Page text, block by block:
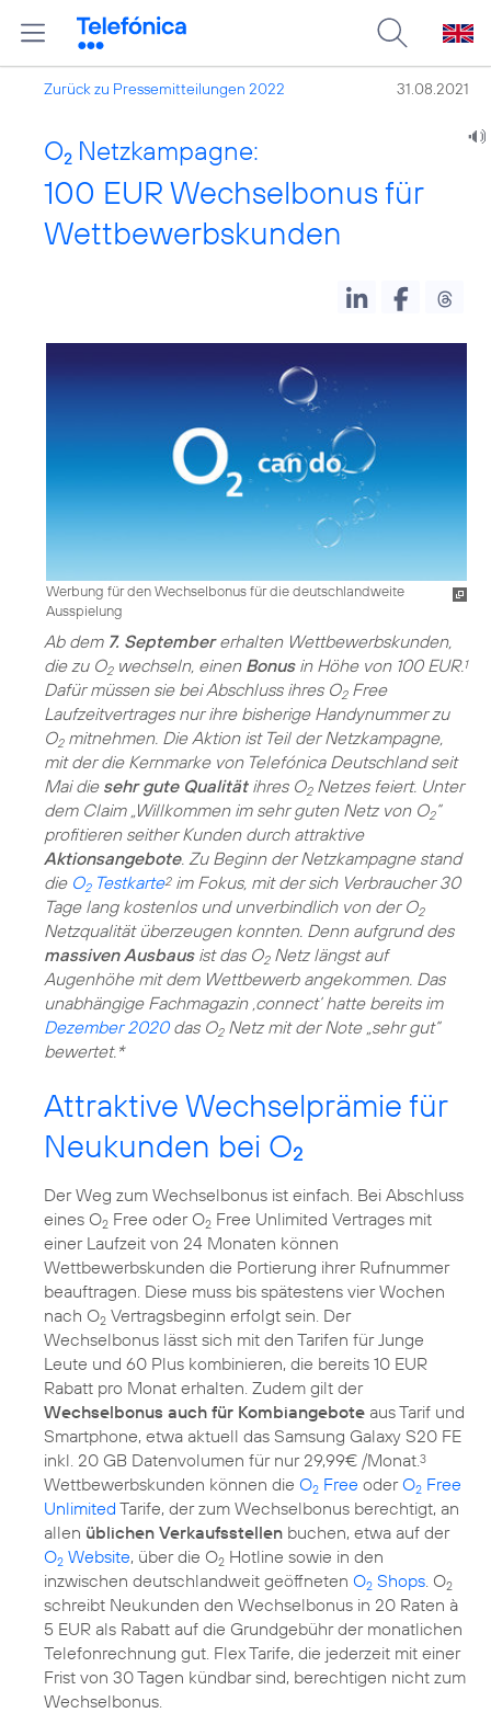
Zurück zu Pressemitteilungen 2022 31.08.2021
O2 Netzkampagne:
100 EUR Wechselbonus für
Wettbewerbskunden
Werbung für den Wechselbonus für die deutschlandweite
Ausspielung
Ab dem 7. Septembererhalten Wettbewerbskunden,
die zu O2wechseln, einen Bonusin Höhe von 100 EUR. 1
Dafür müssen sie bei Abschluss ihres O2Free
Laufzeitvertrages nur ihre bisherige Handynummer zu
O2mitnehmen. Die Aktion ist Teil der Netzkampagne,
mit der die Kernmarke von Telefónica Deutschland seit
Mai die sehr gute Qualitätihres O2Netzes feiert. Unter
dem Claim „Willkommen im sehr guten Netz von O2“
profitieren seither Kunden durch attraktive
Aktionsangebote. Zu Beginn der Netzkampagne stand
die O2Testkarte2im Fokus, mit der sich Verbraucher 30
Tage lang kostenlos und unverbindlich von der O2
Netzqualität überzeugen konnten. Denn aufgrund des
massiven Ausbausist das O2Netz längst auf
Augenhöhe mit dem Wettbewerb angekommen. Das
unabhängige Fachmagazin ‚connect‘ hatte bereits im
Dezember 2020das O2Netz mit der Note „sehr gut“
bewertet.*
Attraktive Wechselprämie für
Neukunden bei O2
Der Weg zum Wechselbonus ist einfach. Bei Abschluss
eines O2 Free oder O2 Free Unlimited Vertrages mit
einer Laufzeit von 24 Monaten können
Wettbewerbskunden die Portierung ihrer Rufnummer
beauftragen. Diese muss bis spätestens vier Wochen
nach O2 Vertragsbeginn erfolgt sein. Der
Wechselbonus lässt sich mit den Tarifen für Junge
Leute und 60 Plus kombinieren, die bereits 10 EUR
Rabatt pro Monat erhalten. Zudem gilt der
Wechselbonus auch für Kombiangebote aus Tarif und
Smartphone, etwa aktuell das Samsung Galaxy S20 FE
inkl. 20 GB Datenvolumen für nur 29,99€ /Monat. 3
Wettbewerbskunden können die O2 Free oderO2 Free
Unlimited Tarife, der zum Wechselbonus berechtigt, an
allen üblichen Verkaufsstellen buchen, etwa auf der
O2 Website, über die O2 Hotline sowie in den
inzwischen deutschlandweit geöffneten O2 Shops . O2
schreibt Neukunden den Wechselbonus in 20 Raten à
5 EUR als Rabatt auf die Grundgebühr der monatlichen
Telefonrechnung gut. Flex Tarife, die jederzeit mit einer
Frist von 30 Tagen kündbar sind, berechtigen nicht zum
Wechselbonus.